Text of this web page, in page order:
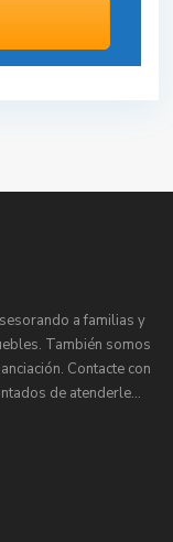
a familias y
También somos
Contacte con
de atenderle…